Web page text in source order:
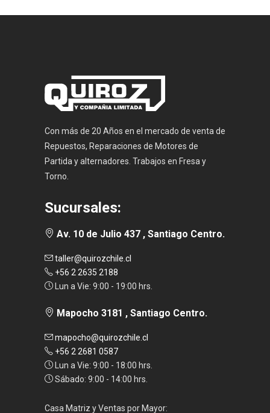
Con más de 20 Años en el mercado de venta de
Repuestos, Reparaciones de Motores de
Partida y alternadores. Trabajos en Fresa y
Torno.
Sucursales:
Av. 10 de Julio 437 , Santiago Centro.
taller@quirozchile.cl
+56 2 2635 2188
Lun a Vie: 9:00 - 19:00 hrs.
Mapocho 3181 , Santiago Centro.
mapocho@quirozchile.cl
+56 2 2681 0587
Lun a Vie: 9:00 - 18:00 hrs.
Sábado: 9:00 - 14:00 hrs.
Casa Matriz y Ventas por Mayor: